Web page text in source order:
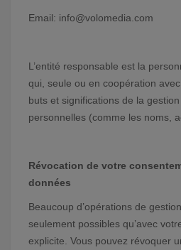
Email: info@volomedia.com
L’entité responsable est la
qui, seule ou en coopération
buts et significations de la
personnelles (comme les noms,
Révocation de votre
données
Beaucoup d’opérations de
seulement possibles qu’avec
explicite. Vous pouvez révoquer